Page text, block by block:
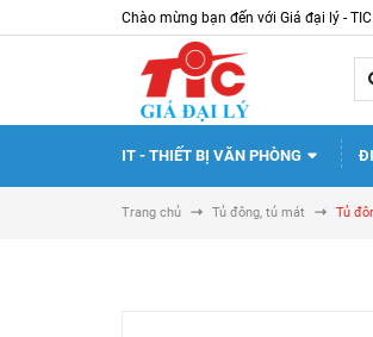
Chào mừng bạn đến với Giá đại lý -
IT - THIẾT BỊ VĂN PHÒNG
Trang chủ Tủ đông, tủ mát Tủ